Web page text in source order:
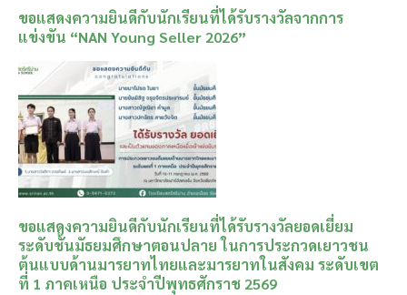
ขอแสดงความยินดีกับนักเรียนที่ได้รับรางวัลจากการ
แข่งขัน “NAN Young Seller 2026”
ขอแสดงความยินดีกับนักเรียนที่ได้รับรางวัลยอดเยี่ยม
ระดับชั้นมัธยมศึกษาตอนปลาย ในการประกวดเยาวชน
ต้นแบบด้านมารยาทไทยและมารยาทในสังคม ระดับเขต
ที่ 1 ภาคเหนือ ประจำปีพุทธศักราช 2569